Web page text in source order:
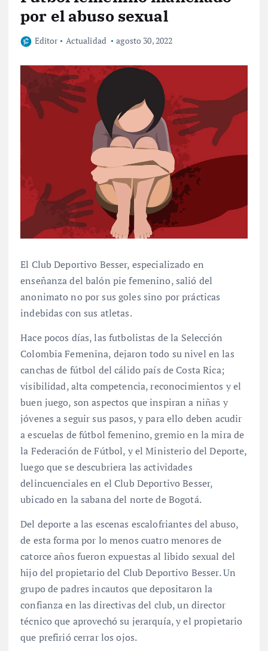
por el abuso sexual
Editor Actualidad agosto 30, 2022
El Club Deportivo Besser, especializado en
enseñanza del balón pie femenino, salió del
anonimato no por sus goles sino por prácticas
indebidas con sus atletas.
Hace pocos días, las futbolistas de la Selección
Colombia Femenina, dejaron todo su nivel en las
canchas de fútbol del cálido país de Costa Rica;
visibilidad, alta competencia, reconocimientos y el
buen juego, son aspectos que inspiran a niñas y
jóvenes a seguir sus pasos, y para ello deben acudir
a escuelas de fútbol femenino, gremio en la mira de
la Federación de Fútbol, y el Ministerio del Deporte,
luego que se descubriera las actividades
delincuenciales en el Club Deportivo Besser,
ubicado en la sabana del norte de Bogotá.
Del deporte a las escenas escalofriantes del abuso,
de esta forma por lo menos cuatro menores de
catorce años fueron expuestas al libido sexual del
hijo del propietario del Club Deportivo Besser. Un
grupo de padres incautos que depositaron la
confianza en las directivas del club, un director
técnico que aprovechó su jerarquía, y el propietario
que prefirió cerrar los ojos.